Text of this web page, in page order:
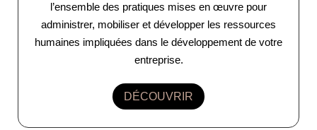
l’ensemble des pratiques mises en œuvre pour
administrer, mobiliser et développer les ressources
humaines impliquées dans le développement de votre
entreprise.
DÉCOUVRIR